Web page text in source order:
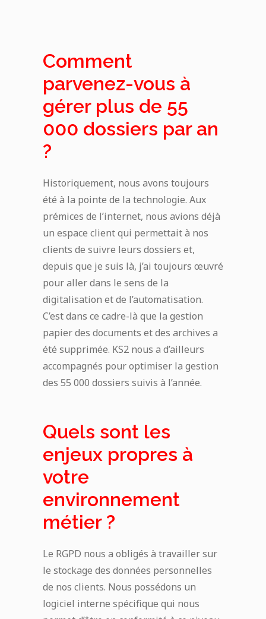
Comment
parvenez-vous à
gérer plus de 55
000 dossiers par an
?
Historiquement, nous avons toujours
été à la pointe de la technologie. Aux
prémices de l’internet, nous avions déjà
un espace client qui permettait à nos
clients de suivre leurs dossiers et,
depuis que je suis là, j’ai toujours œuvré
pour aller dans le sens de la
digitalisation et de l’automatisation.
C’est dans ce cadre-là que la gestion
papier des documents et des archives a
été supprimée. KS2 nous a d’ailleurs
accompagnés pour optimiser la gestion
des 55 000 dossiers suivis à l’année.
Quels sont les
enjeux propres à
votre
environnement
métier ?
Le RGPD nous a obligés à travailler sur
le stockage des données personnelles
de nos clients. Nous possédons un
logiciel interne spécifique qui nous